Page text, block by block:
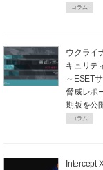
コラム
ウクライ
キュリテ
～ESET
脅威レポ
期版を公
コラム
Intercept